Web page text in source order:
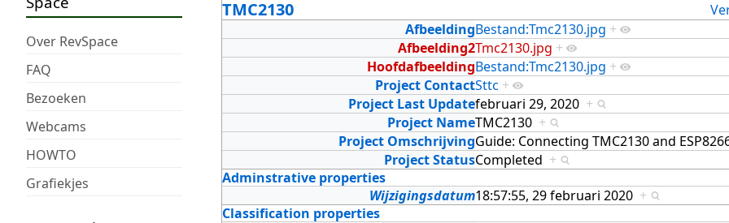
Over RevSpace
FAQ
Bezoeken
Webcams
HOWTO
Grafiekjes
TMC2130
AfbeeldingBestand:Tmc2130.jpg +
Afbeelding2Tmc2130.jpg +
HoofdafbeeldingBestand:Tmc2130.jpg +
Project ContactSttc +
Project Last Updatefebruari 29, 2020 +
Project NameTMC2130 +
Project OmschrijvingGuide: Connecting TMC2130 and
Project StatusCompleted +
Adminstrative properties
Wijzigingsdatum18:57:55, 29 februari 2020 +
Classification properties